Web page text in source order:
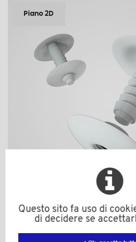
Piano 2D
PRPE14F
Colore: bianco
Questo sito fa uso di
di decidere se